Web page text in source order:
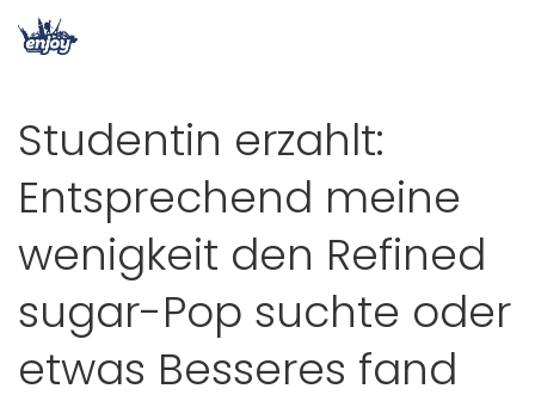
Studentin erzahlt:
Entsprechend meine
wenigkeit den Refined
sugar-Pop suchte oder
etwas Besseres fand